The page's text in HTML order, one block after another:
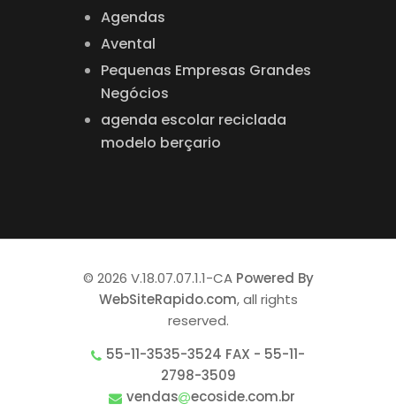
Agendas
Avental
Pequenas Empresas Grandes
Negócios
agenda escolar reciclada
modelo berçario
© 2026 V.18.07.07.1.1-CA Powered By
WebSiteRapido.com, all rights
reserved.
55-11-3535-3524 FAX - 55-11-
2798-3509
vendas
ecoside.com.br